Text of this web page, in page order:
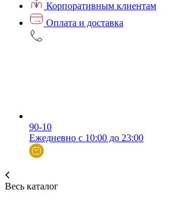
Корпоративным клиентам
Оплата и доставка
90-10
Ежедневно с 10:00 до 23:00
Весь каталог